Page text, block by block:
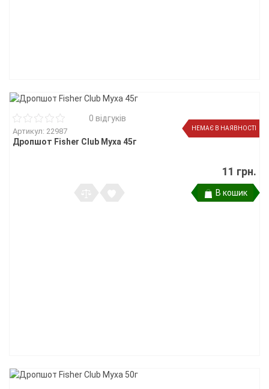
НЕМАЄ В НАЯВНОСТІ
0 відгуків
Артикул: 22987
Дропшот Fisher Club Муха 45г
11 грн.
В кошик